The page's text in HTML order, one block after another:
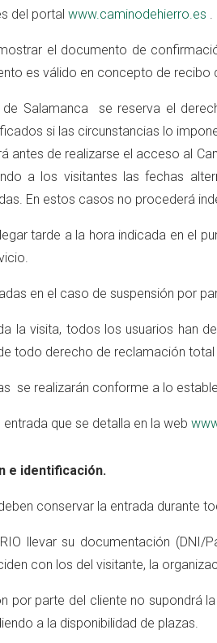
del portal www.caminodehierro.es .
el documento de
es válido en concepto de recibo
de Salamanca se reserva el
si las circunstancias lo
antes de realizarse el acceso al
a los visitantes las fechas
En estos casos no procederá
tarde a la hora indicada en el
en el caso de suspensión por
la visita, todos los usuarios han
todo derecho de reclamación
se realizarán conforme a lo
entrada que se detalla en la web
e identificación.
conservar la entrada durante
llevar su documentación
con los del visitante, la
por parte del cliente no supondrá
a la disponibilidad de plazas.